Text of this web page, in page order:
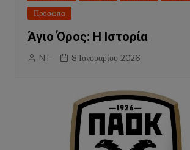
Πρόσωπα
Άγιο Όρος: Η Ιστορία
NT 8 Ιανουαρίου 2026